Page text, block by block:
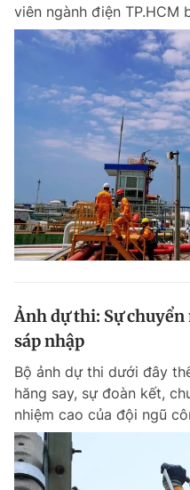
viên ngành điện TP.HCM
Ảnh dự thi: Sự
sáp nhập
Bộ ảnh dự thi dưới đây
hăng say, sự đoàn kết,
nhiệm cao của đội ngũ